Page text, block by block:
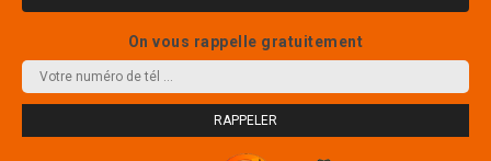
On vous rappelle gratuitement